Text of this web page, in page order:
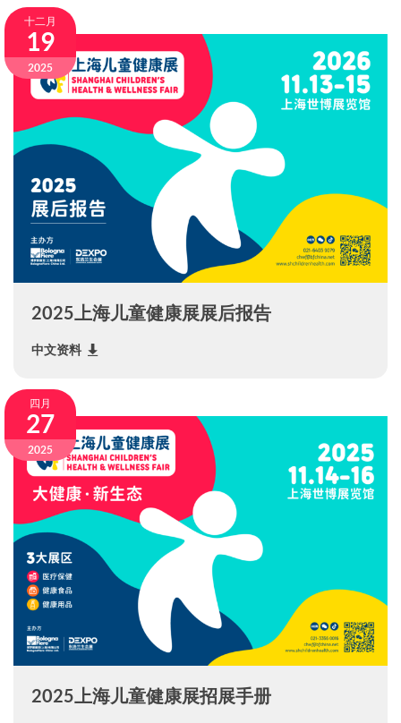
十二月
19
2025
2025上海儿童健康展展后报告
中文资料
四月
27
2025
2025上海儿童健康展招展手册